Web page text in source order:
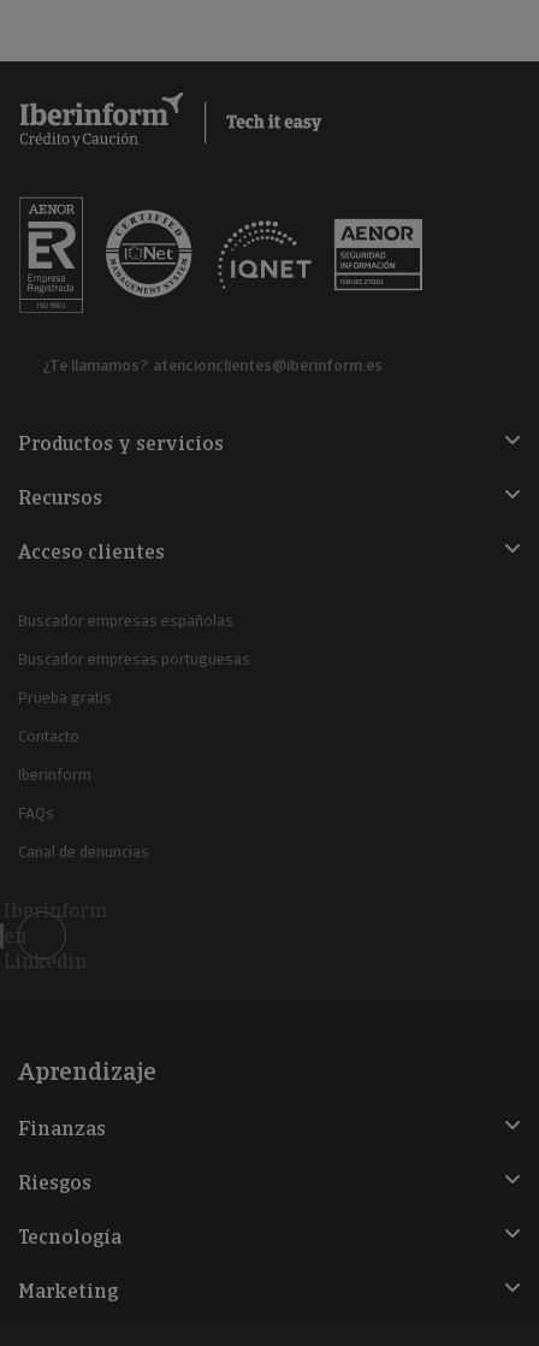
¿Te llamamos? atencionclientes@iberinform.es
Productos y servicios
Recursos
Acceso clientes
Buscador empresas españolas
Buscador empresas portuguesas
Prueba gratis
Contacto
Iberinform
FAQs
Canal de denuncias
Iberinform
en
Linkedin
Aprendizaje
Finanzas
Riesgos
Tecnología
Marketing